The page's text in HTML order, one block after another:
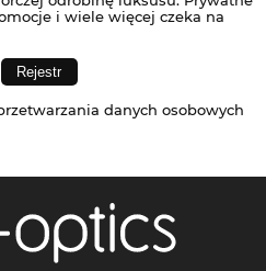
i wiele więcej czeka na
danych osobowych